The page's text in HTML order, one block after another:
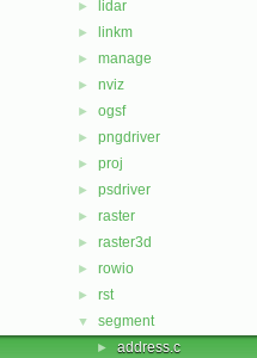
► lidar
► linkm
► manage
► nviz
► ogsf
► pngdriver
► proj
► psdriver
► raster
► raster3d
► rowio
► rst
▼ segment
► address.c